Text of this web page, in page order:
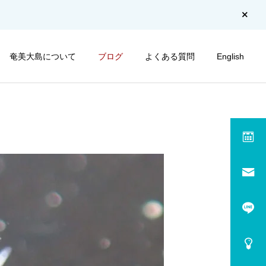
奄美大島について ブログ よくある質問 English